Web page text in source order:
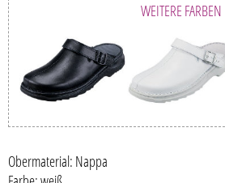
WEITERE FARBEN
Obermaterial: Nappa